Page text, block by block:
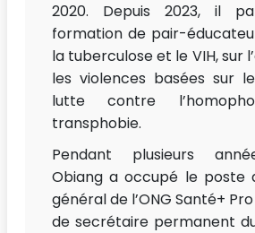
2020. Depuis 2023, il
formation de pair-
la tuberculose et le VIH, sur
les violences basées sur
lutte contre
transphobie.
Pendant plusieurs
Obiang a occupé le poste
général de l’ONG Santé+
de secrétaire permanent